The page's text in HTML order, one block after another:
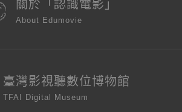
關於「認識電影」
About Edumovie
臺灣影視聽數位博物館
TFAI Digital Museum